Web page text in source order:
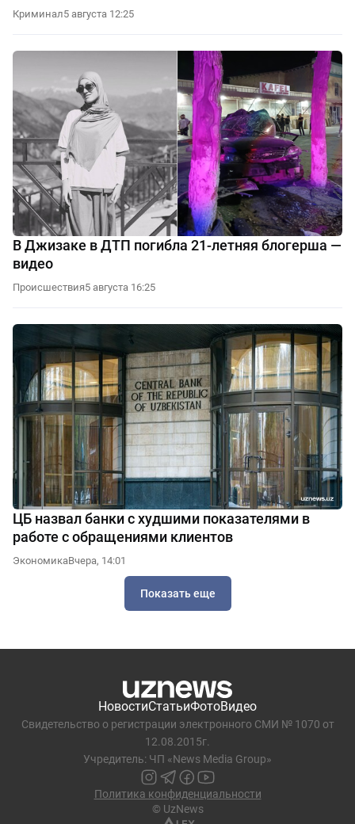
Криминал5 августа 12:25
В Джизаке в ДТП погибла 21-летняя блогерша —
видео
Происшествия5 августа 16:25
ЦБ назвал банки с худшими показателями в
работе с обращениями клиентов
ЭкономикаВчера, 14:01
Показать еще
НовостиСтатьиФотоВидео
Свидетельство о регистрации электронного СМИ № 1070 от
12.08.2015г.
Учредитель: ЧП «News Media Group»
Политика конфиденциальности
© UzNews